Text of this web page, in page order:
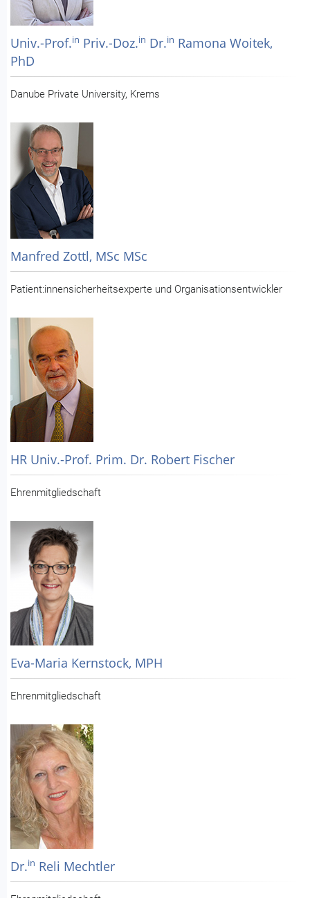
Univ.-Prof.in Priv.-Doz.in Dr.in Ramona Woitek,
PhD
Danube Private University, Krems
Manfred Zottl, MSc MSc
Patient:innensicherheitsexperte und Organisationsentwickler
HR Univ.-Prof. Prim. Dr. Robert Fischer
Ehrenmitgliedschaft
Eva-Maria Kernstock, MPH
Ehrenmitgliedschaft
Dr.in Reli Mechtler